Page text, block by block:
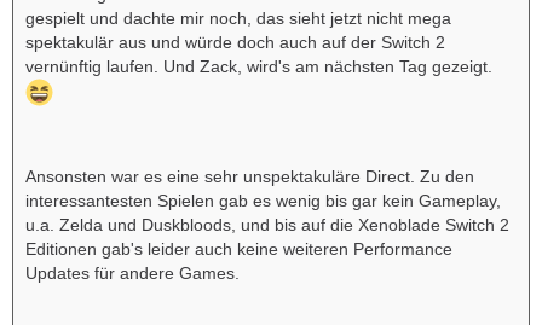
gespielt und dachte mir noch, das sieht jetzt nicht mega
spektakulär aus und würde doch auch auf der Switch 2
vernünftig laufen. Und Zack, wird's am nächsten Tag gezeigt.
Ansonsten war es eine sehr unspektakuläre Direct. Zu den
interessantesten Spielen gab es wenig bis gar kein Gameplay,
u.a. Zelda und Duskbloods, und bis auf die Xenoblade Switch 2
Editionen gab's leider auch keine weiteren Performance
Updates für andere Games.